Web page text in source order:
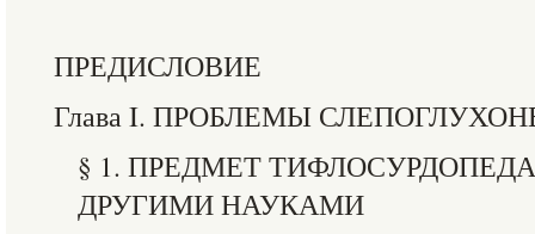
ПРЕДИСЛОВИЕ
Глава I. ПРОБЛЕМЫ
§ 1. ПРЕДМЕТ
ДРУГИМИ НАУКАМИ